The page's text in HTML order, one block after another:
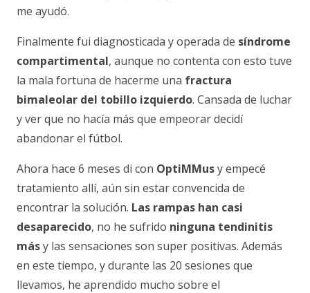
me ayudó.
Finalmente fui diagnosticada y operada de síndrome
compartimental, aunque no contenta con esto tuve
la mala fortuna de hacerme una fractura
bimaleolar del tobillo izquierdo. Cansada de luchar
y ver que no hacía más que empeorar decidí
abandonar el fútbol.
Ahora hace 6 meses di con OptiMMusy empecé
tratamiento allí, aún sin estar convencida de
encontrar la solución. Las rampas han casi
desaparecido, no he sufrido ninguna tendinitis
másy las sensaciones son super positivas. Además
en este tiempo, y durante las 20 sesiones que
llevamos, he aprendido mucho sobre el